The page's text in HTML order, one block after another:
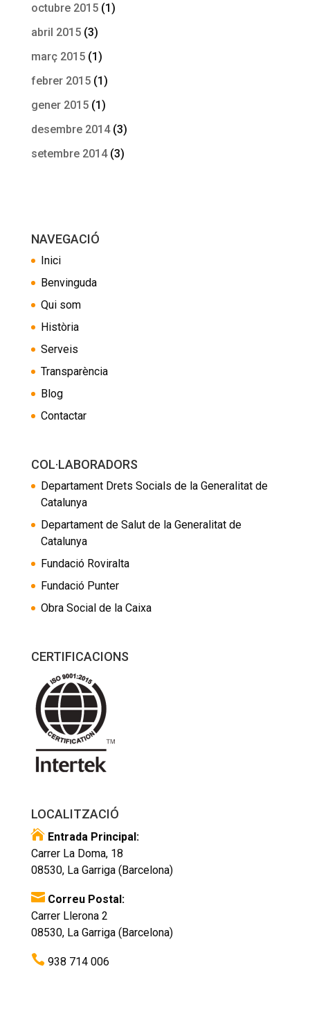
octubre 2015(1)
abril 2015(3)
març 2015(1)
febrer 2015(1)
gener 2015(1)
desembre 2014(3)
setembre 2014(3)
NAVEGACIÓ
Inici
Benvinguda
Qui som
Història
Serveis
Transparència
Blog
Contactar
COL·LABORADORS
Departament Drets Socials de la Generalitat de
Catalunya
Departament de Salut de la Generalitat de
Catalunya
Fundació Roviralta
Fundació Punter
Obra Social de la Caixa
CERTIFICACIONS
LOCALITZACIÓ
 Entrada Principal:
Carrer La Doma, 18
08530, La Garriga (Barcelona)
 Correu Postal:
Carrer Llerona 2
08530, La Garriga (Barcelona)
938 714 006